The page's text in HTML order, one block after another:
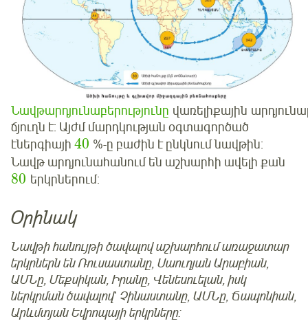
Նավթարդյունաբերությունը վառելիքային
ճյուղն է: Այժմ մարդկության օգտագործած
էներգիայի 40 %-­ը բաժին է ընկնում նավթին:
Նավթ արդյունահանում են աշխարհի ավելի քան
80 երկրներում:
Օրինակ
Նավթի հանույթի ծավալով աշխարհում առաջատար
երկրներն են Ռուսաստանը, Սաուդյան Արաբիան,
ԱՄՆ­ը, Մեքսիկան, Իրանը, Վենեսուելան, իսկ
ներկրման ծավալով` Չինաստանը, ԱՄՆ­ը, Ճապոնիան,
Արևմտյան Եվրոպայի երկրները: